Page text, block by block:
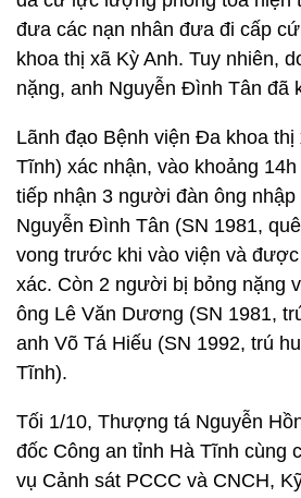
đưa các nạn nhân đưa đi cấp
khoa thị xã Kỳ Anh. Tuy nhiên,
nặng, anh Nguyễn Đình Tân đã
Lãnh đạo Bệnh viện Đa khoa thị
Tĩnh) xác nhận, vào khoảng
tiếp nhận 3 người đàn ông nhập
Nguyễn Đình Tân (SN 1981,
vong trước khi vào viện và
xác. Còn 2 người bị bỏng nặng
ông Lê Văn Dương (SN 1981,
anh Võ Tá Hiếu (SN 1992, trú
Tĩnh).
Tối 1/10, Thượng tá Nguyễn
đốc Công an tỉnh Hà Tĩnh cùng
vụ Cảnh sát PCCC và CNCH,